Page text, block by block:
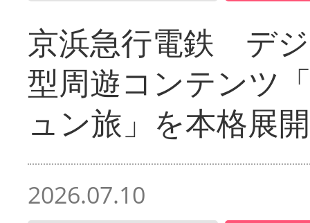
京浜急行電鉄 デ
型周遊コンテンツ
ュン旅」を本格展開
2026.07.10